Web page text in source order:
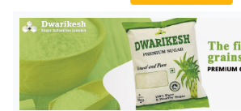
यं
ग
इं
या